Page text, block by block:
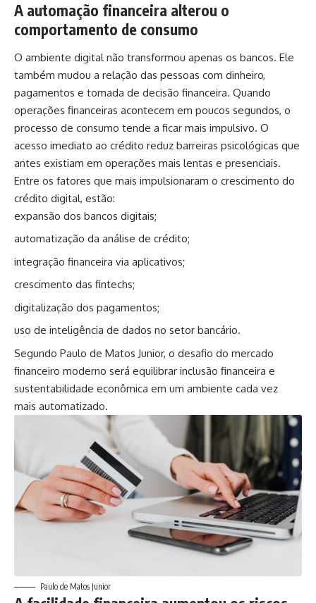
A automação financeira alterou o
comportamento de consumo
O ambiente digital não transformou apenas os bancos. Ele
também mudou a relação das pessoas com dinheiro,
pagamentos e tomada de decisão financeira. Quando
operações financeiras acontecem em poucos segundos, o
processo de consumo tende a ficar mais impulsivo. O
acesso imediato ao crédito reduz barreiras psicológicas que
antes existiam em operações mais lentas e presenciais.
Entre os fatores que mais impulsionaram o crescimento do
crédito digital, estão:
expansão dos bancos digitais;
automatização da análise de crédito;
integração financeira via aplicativos;
crescimento das fintechs;
digitalização dos pagamentos;
uso de inteligência de dados no setor bancário.
Segundo Paulo de Matos Junior, o desafio do mercado
financeiro moderno será equilibrar inclusão financeira e
sustentabilidade econômica em um ambiente cada vez
mais automatizado.
Paulo de Matos Junior